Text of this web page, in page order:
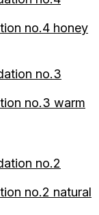
no.4 honey
no.3 warm
no.2 natural